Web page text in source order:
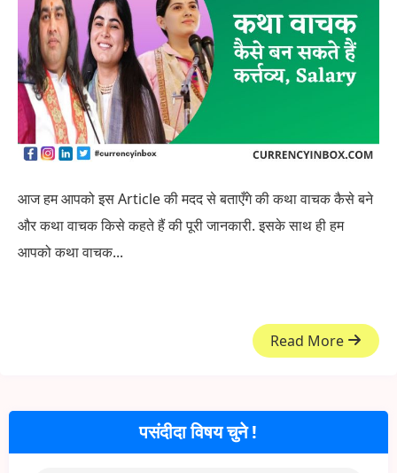
आज हम आपको इस Article की मदद से बताएँगे की कथा वाचक कैसे बने
और कथा वाचक किसे कहते हैं की पूरी जानकारी. इसके साथ ही हम
आपको कथा वाचक...
Read More
पसंदीदा विषय चुने !